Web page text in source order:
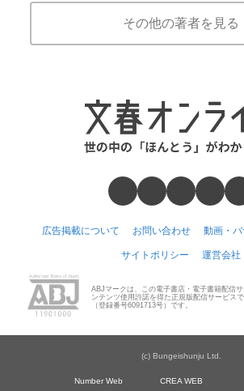
その他の著者を見る
広告掲載について お問い合わせ 動画・
サイトポリシー 運営会社
ABJマークは、この電子書店・電子書籍配信
ンテンツ使用許諾を得た正規版配信サービス
（登録番号6091713号）です。
(c) Bungeishunju Ltd.
Number Web CREA WEB